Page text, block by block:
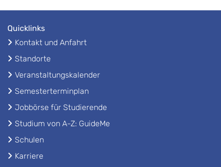
Quicklinks
Kontakt und Anfahrt
Standorte
Veranstaltungskalender
Semesterterminplan
Jobbörse für Studierende
Studium von A-Z: GuideMe
Schulen
Karriere